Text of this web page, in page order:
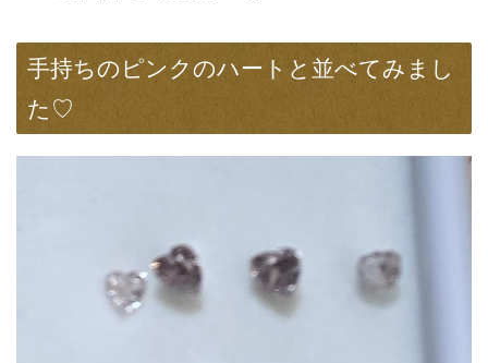
手持ちのピンクのハートと並べてみまし
た♡